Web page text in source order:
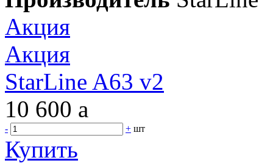
Акция
Акция
StarLine A63 v2
10 600 a
- + шт
Купить